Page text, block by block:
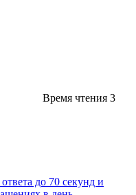
Время чтения 3
до 70 секунд и